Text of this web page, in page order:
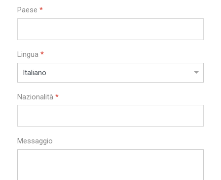
Paese *
Lingua *
Nazionalità *
Messaggio